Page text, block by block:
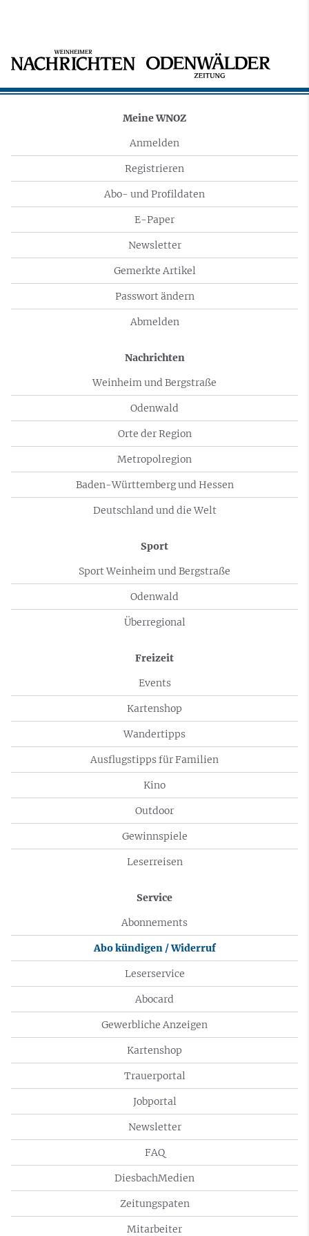
Meine WNOZ
Anmelden
Registrieren
Abo- und Profildaten
E-Paper
Newsletter
Gemerkte Artikel
Passwort ändern
Abmelden
Nachrichten
Weinheim und Bergstraße
Odenwald
Orte der Region
Metropolregion
Baden-Württemberg und Hessen
Deutschland und die Welt
Sport
Sport Weinheim und Bergstraße
Odenwald
Überregional
Freizeit
Events
Kartenshop
Wandertipps
Ausflugstipps für Familien
Kino
Outdoor
Gewinnspiele
Leserreisen
Service
Abonnements
Abo kündigen / Widerruf
Leserservice
Abocard
Gewerbliche Anzeigen
Kartenshop
Trauerportal
Jobportal
Newsletter
FAQ
DiesbachMedien
Zeitungspaten
Mitarbeiter